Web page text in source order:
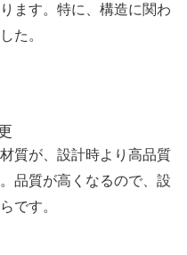
ます。特に、構造に関わ
た。
質が、設計時より高品質
品質が高くなるので、設
です。